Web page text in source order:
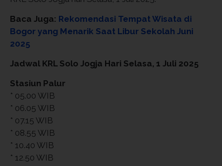
Baca Juga: Rekomendasi Tempat Wisata di
Bogor yang Menarik Saat Libur Sekolah Juni
2025
Jadwal KRL Solo Jogja Hari Selasa, 1 Juli 2025
Stasiun Palur
* 05.00 WIB
* 06.05 WIB
* 07.15 WIB
* 08.55 WIB
* 10.40 WIB
* 12.50 WIB